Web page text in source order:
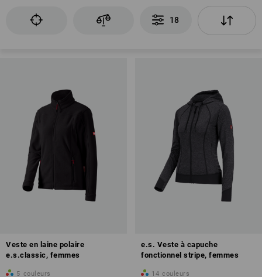
18
Veste en laine polaire
e.s.classic, femmes
5 couleurs
e.s. Veste à capuche
fonctionnel stripe, femmes
14 couleurs